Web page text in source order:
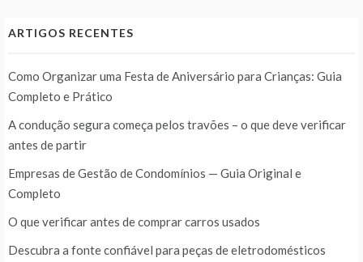
ARTIGOS RECENTES
Como Organizar uma Festa de Aniversário para Crianças: Guia
Completo e Prático
A condução segura começa pelos travões – o que deve verificar
antes de partir
Empresas de Gestão de Condomínios — Guia Original e
Completo
O que verificar antes de comprar carros usados
Descubra a fonte confiável para peças de eletrodomésticos